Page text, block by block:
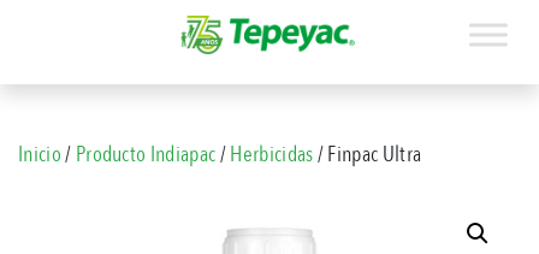
Inicio/ Producto Indiapac/Herbicidas/ Finpac Ultra